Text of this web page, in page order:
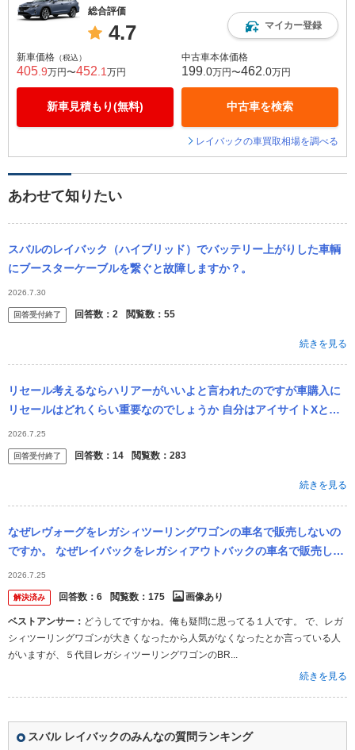
総合評価
4.7 マイカー登録
新車価格 （税込）
405 .9万円〜452 .1 万円
新車見積もり(無料)
中古車本体価格
199 .0万円〜462 .0万円
中古車を検索
レイバックの車買取相場を調べる
あわせて知りたい
スバルのレイバック（ハイブリッド）でバッテリー上がりした車輌
にブースターケーブルを繋ぐと故障しますか？。
2026.7.30
回答受付終了 回答数： 2 閲覧数： 55
続きを見る
リセール考えるならハリアーがいいよと言われたのですが車購入に
リセールはどれくらい重要なのでしょうか 自分はアイサイトXと安
全性能が気に入ったのでスバルのレイバックのハイブリッドモデル
を考えていま...
2026.7.25
回答受付終了 回答数： 14 閲覧数： 283
続きを見る
なぜレヴォーグをレガシィツーリングワゴンの車名で販売しないの
ですか。 なぜレイバックをレガシィアウトバックの車名で販売しな
いのですか。
・・・・・・・・・・・・・・・・・・・・・・・・・・・・...
2026.7.25
解決済み 回答数： 6 閲覧数： 175 画像あり
ベストアンサー： どうしてですかね。俺も疑問に思ってる１人です。 で、レガ
シィツーリングワゴンが大きくなったから人気がなくなったとか言っている人
がいますが、５代目レガシィツーリングワゴンのBR...
続きを見る
スバル レイバックのみんなの質問ランキング